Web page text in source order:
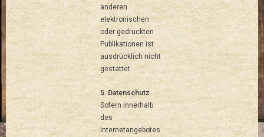
anderen
elektronischen
oder gedruckten
Publikationen ist
ausdrücklich nicht
gestattet.
5. Datenschutz
Sofern innerhalb
des
Internetangebotes